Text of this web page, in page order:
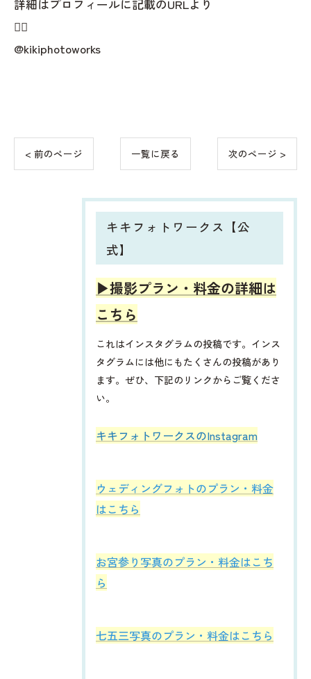
詳細はプロフィールに記載のURLより
👇🏻
@kikiphotoworks
< 前のページ 一覧に戻る 次のページ >
キキフォトワークス【公
式】
▶︎撮影プラン・料金の詳細は
こちら
これはインスタグラムの投稿です。インス
タグラムには他にもたくさんの投稿があり
ます。ぜひ、下記のリンクからご覧くださ
い。
​​​​キキフォトワークスのInstagram
ウェディングフォトのプラン・料金
はこちら
お宮参り写真のプラン・料金はこち
ら
七五三写真のプラン・料金はこちら